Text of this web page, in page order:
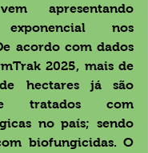
apresentando
exponencial nos
acordo com dados
2025, mais de
hectares já são
tratados com
no país; sendo
biofungicidas. O